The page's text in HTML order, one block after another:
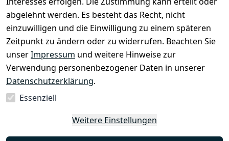
abgelehnt werden. Es besteht das Recht, nicht
einzuwilligen und die Einwilligung zu einem späteren
Zeitpunkt zu ändern oder zu widerrufen. Beachten Sie
unserImpressum und weitere Hinweise zur
Verwendung personenbezogener Daten in unserer
Datenschutzerklärung.
Essenziell
Weitere Einstellungen
Partner
FAQ
Unter den
Weingärten 42
63546
Hammersbach